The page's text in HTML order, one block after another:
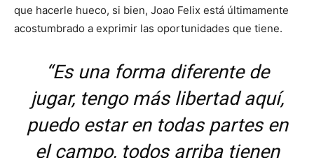
que hacerle hueco, si bien, Joao Felix está últimamente
acostumbrado a exprimir las oportunidades que tiene.
“Es una forma diferente de
jugar, tengo más libertad aquí,
puedo estar en todas partes en
el campo, todos arriba tienen